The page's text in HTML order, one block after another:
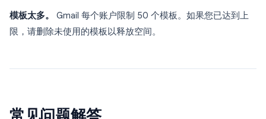
模板太多。
Gmail 每个账户限制 50 个模板。如果您已达到上
限，请删除未使用的模板以释放空间。